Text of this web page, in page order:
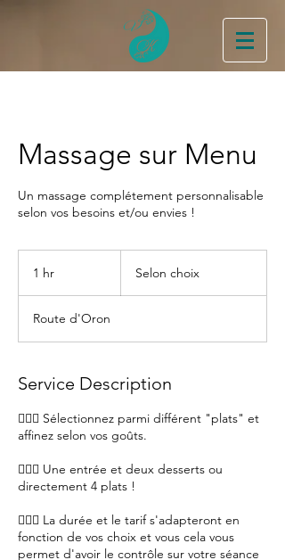
Massage sur Menu
Un massage complétement personnalisable
selon vos besoins et/ou envies !
1 hr Selon choix
Route d'Oron
Service Description
💁🏻‍♀️ Sélectionnez parmi différent "plats" et
affinez selon vos goûts.
💁🏻‍♀️ Une entrée et deux desserts ou
directement 4 plats !
💁🏻‍♀️ La durée et le tarif s'adapteront en
fonction de vos choix et vous cela vous
permet d'avoir le contrôle sur votre séance